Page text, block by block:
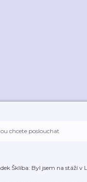
Šklíba: Byl jsem na stáží v